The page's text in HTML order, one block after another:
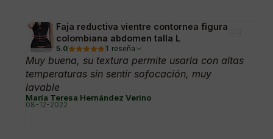
Faja reductiva vientre contornea figura
colombiana abdomen talla L
5.0 1 reseña
Muy buena, su textura permite usarla con altas
temperaturas sin sentir sofocación, muy
lavable
María Teresa Hernández Verino
08-12-2022